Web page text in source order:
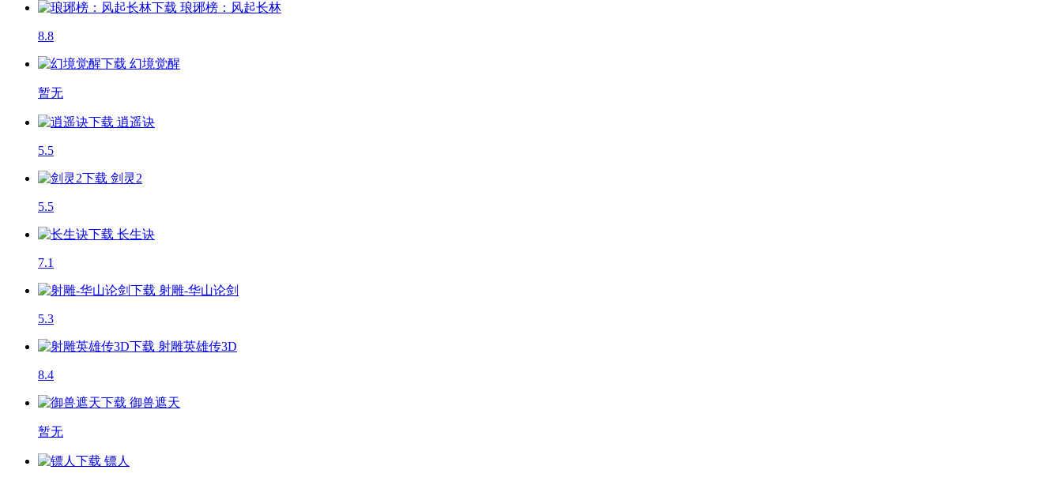
琅琊榜：风起长林
8.8
幻境觉醒
暂无
逍遥诀
5.5
剑灵2
5.5
长生诀
7.1
射雕-华山论剑
5.3
射雕英雄传3D
8.4
御兽遮天
暂无
镖人